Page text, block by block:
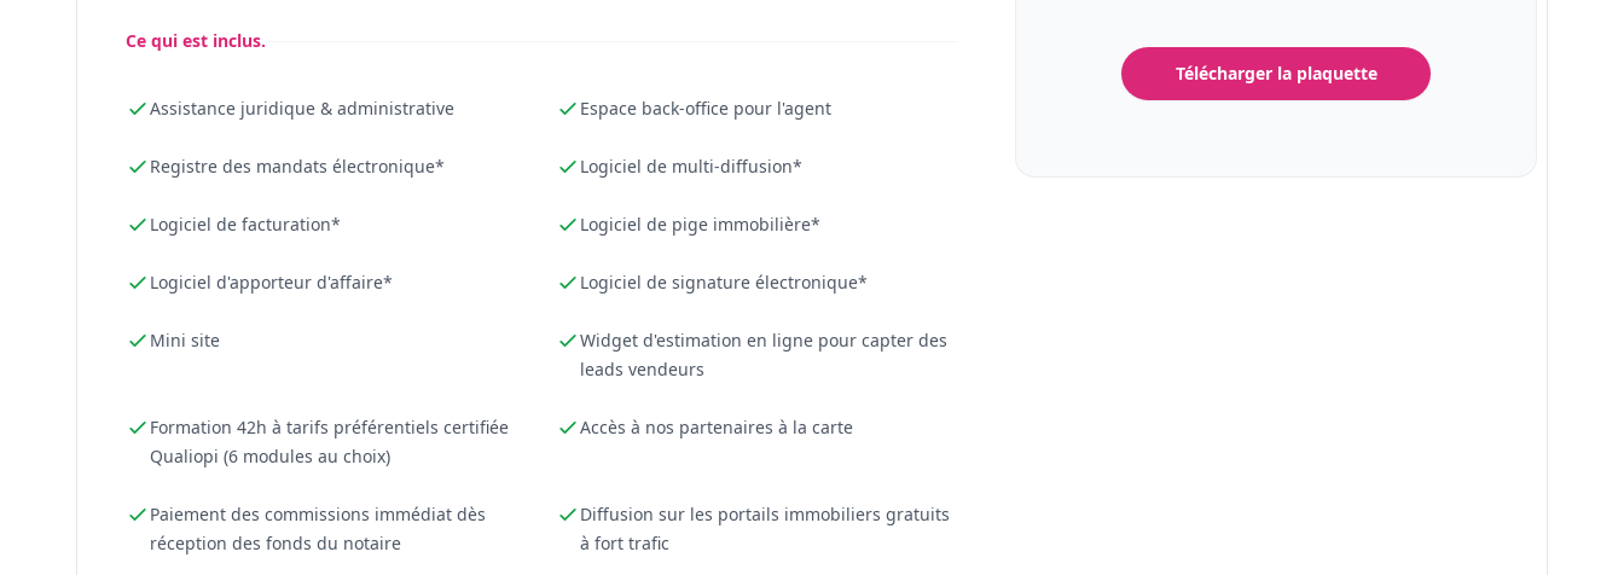
Ce qui est inclus.
Assistance juridique & administrative Espace back-office pour l'agent
Registre des mandats électronique* Logiciel de multi-diffusion*
Logiciel de facturation* Logiciel de pige immobilière*
Logiciel d'apporteur d'affaire* Logiciel de signature électronique*
Mini site
Widget d'estimation en ligne pour capter des
leads vendeurs
Formation 42h à tarifs préférentiels certifiée
Qualiopi (6 modules au choix)
Accès à nos partenaires à la carte
Paiement des commissions immédiat dès
réception des fonds du notaire
Diffusion sur les portails immobiliers gratuits
à fort trafic
Télécharger la plaquette